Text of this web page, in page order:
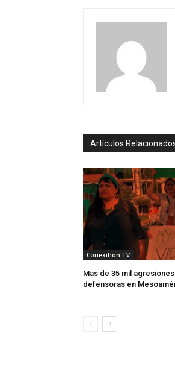
Artículos
Conexihon TV
Mas de 35 mil
defensoras en